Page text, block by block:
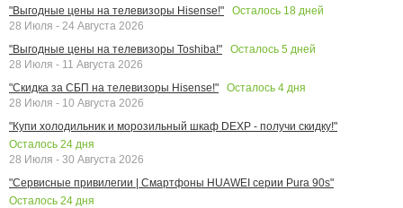
"Выгодные цены на телевизоры Hisense!"
Осталось 18 дней
28 Июля - 24 Августа 2026
"Выгодные цены на телевизоры Toshiba!"
Осталось 5 дней
28 Июля - 11 Августа 2026
"Скидка за СБП на телевизоры Hisense!"
Осталось 4 дня
28 Июля - 10 Августа 2026
"Купи холодильник и морозильный шкаф DEXP - получи скидку!"
Осталось 24 дня
28 Июля - 30 Августа 2026
"Сервисные привилегии | Смартфоны HUAWEI серии Pura 90s"
Осталось 24 дня